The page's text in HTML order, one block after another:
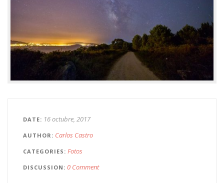
DATE 16 octubre, 2017
AUTHOR Carlos Castro
CATEGORIES Fotos
DISCUSSION 0 Comment